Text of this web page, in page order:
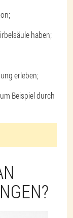
haben;
erleben;
Beispiel durch